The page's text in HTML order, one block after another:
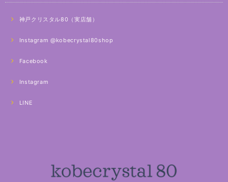
神戸クリスタル80（実店舗）
Instagram @kobecrystal80shop
Facebook
Instagram
LINE